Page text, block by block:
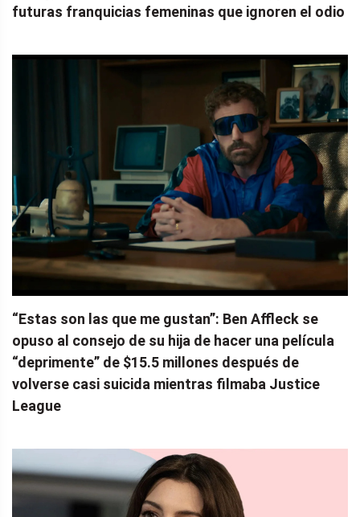
futuras franquicias femeninas que ignoren el odio
“Estas son las que me gustan”: Ben Affleck se
opuso al consejo de su hija de hacer una película
“deprimente” de $15.5 millones después de
volverse casi suicida mientras filmaba Justice
League